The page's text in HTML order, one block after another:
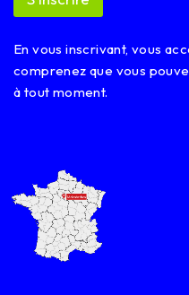
a
lEn vous inscrivant, vous
comprenez que vous
à tout moment.